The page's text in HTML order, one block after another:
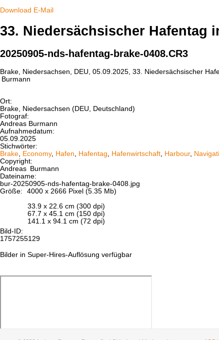
Download E-Mail
33. Niedersächsischer Hafentag
20250905-nds-hafentag-brake-0408.CR3
Brake, Niedersachsen, DEU, 05.09.2025, 33. Niedersächsischer
Burmann
Ort:
Brake, Niedersachsen (DEU, Deutschland)
Fotograf:
Andreas Burmann
Aufnahmedatum:
05.09.2025
Stichwörter:
Brake
Economy, Hafen Hafentag Hafenwirtschaft Harbour,
Copyright:
Andreas Burmann
Dateiname:
bur-20250905-nds-hafentag-brake-0408.jpg
Größe:
4000 x 2666 Pixel (5.35 Mb)
33.9 x 22.6 cm (300 dpi)
67.7 x 45.1 cm (150 dpi)
141.1 x 94.1 cm (72 dpi)
Bild-ID:
1757255129
Bilder in Super-Hires-Auflösung verfügbar